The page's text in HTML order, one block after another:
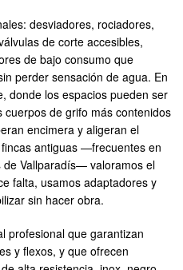
desviadores, rociadores,
de corte accesibles,
de bajo consumo que
perder sensación de agua. En
donde los espacios pueden ser
de grifo más contenidos
encimera y aligeran el
antiguas —frecuentes en
de Vallparadís— valoramos el
falta, usamos adaptadores y
sin hacer obra.
profesional que garantizan
y flexos, y que ofrecen